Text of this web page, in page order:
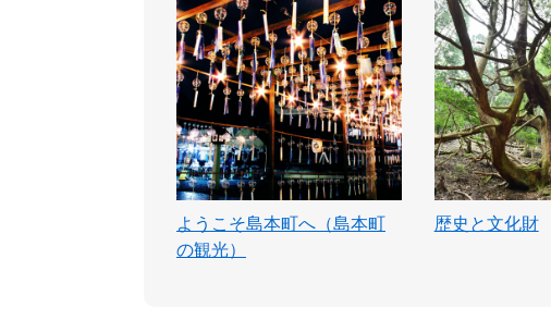
ようこそ島本町へ（島本町
の観光）
歴史と文化財